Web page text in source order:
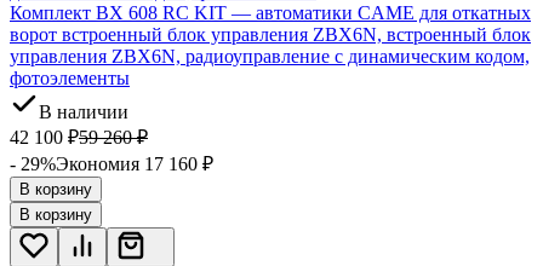
Комплект BX 608 RC KIT — автоматики CAME для откатных
ворот встроенный блок управления ZBX6N, встроенный блок
управления ZBX6N, радиоуправление с динамическим кодом,
фотоэлементы
В наличии
42 100 ₽59 260₽
- 29%Экономия 17 160 ₽
В корзину
В корзину